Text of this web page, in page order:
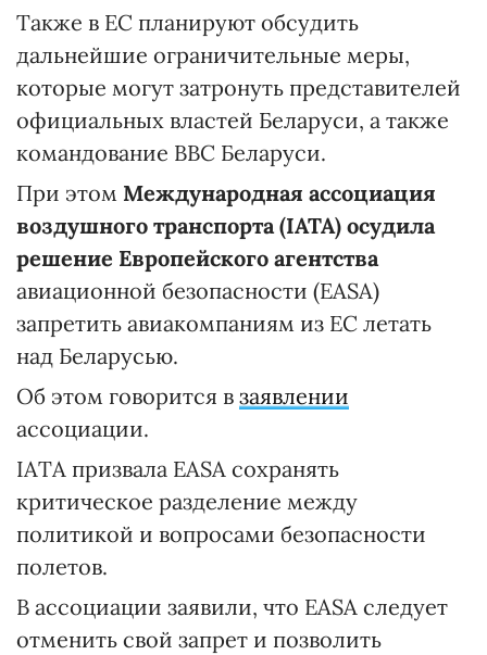
Также в ЕС планируют обсудить
дальнейшие ограничительные меры,
которые могут затронуть представителей
официальных властей Беларуси, а также
командование ВВС Беларуси.
При этом Международная ассоциация
воздушного транспорта (IATA) осудила
решение Европейского агентства
авиационной безопасности (EASA)
запретить авиакомпаниям из ЕС летать
над Беларусью.
Об этом говорится в заявлении
ассоциации.
IATA призвала EASA сохранять
критическое разделение между
политикой и вопросами безопасности
полетов.
В ассоциации заявили, что EASA следует
отменить свой запрет и позволить